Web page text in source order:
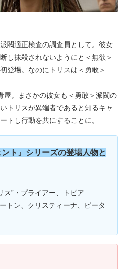
閥適正検査の調査員として。彼女
し抹殺されないようにと＜無欲＞
登場。なのにトリスは＜勇敢＞
屋。まさかの彼女も＜勇敢＞派閥の
トリスが異端者であると知るキャ
トし行動を共にすることに。
ト』シリーズの登場人物と
ス”・プライアー、トビア
トン、クリスティーナ、ピータ